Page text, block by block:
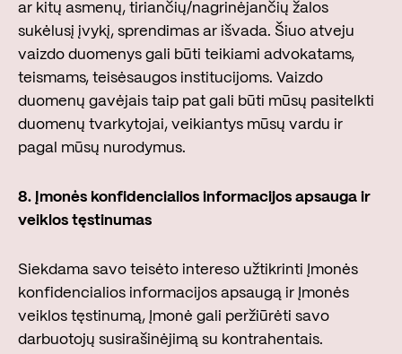
ar kitų asmenų, tiriančių/nagrinėjančių žalos
sukėlusį įvykį, sprendimas ar išvada. Šiuo atveju
vaizdo duomenys gali būti teikiami advokatams,
teismams, teisėsaugos institucijoms. Vaizdo
duomenų gavėjais taip pat gali būti mūsų pasitelkti
duomenų tvarkytojai, veikiantys mūsų vardu ir
pagal mūsų nurodymus.
8.
Įmonės konfidencialios informacijos apsauga ir
veiklos tęstinumas
Siekdama savo teisėto intereso užtikrinti Įmonės
konfidencialios informacijos apsaugą ir Įmonės
veiklos tęstinumą, Įmonė gali peržiūrėti savo
darbuotojų susirašinėjimą su kontrahentais.